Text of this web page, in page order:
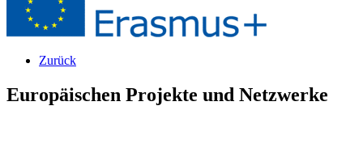
Zurück
Europäischen Projekte und Netzwerke